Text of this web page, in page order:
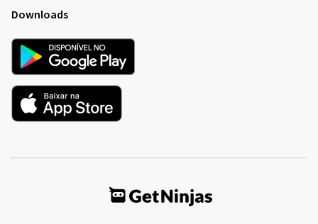
Downloads